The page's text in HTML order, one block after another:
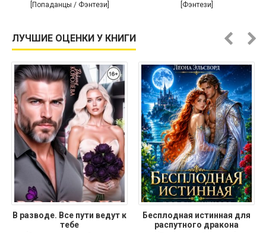
[Попаданцы / Фэнтези] [Фэнтези]
ЛУЧШИЕ ОЦЕНКИ У КНИГИ
В разводе. Все пути ведут к
тебе
Бесплодная истинная для
распутного дракона